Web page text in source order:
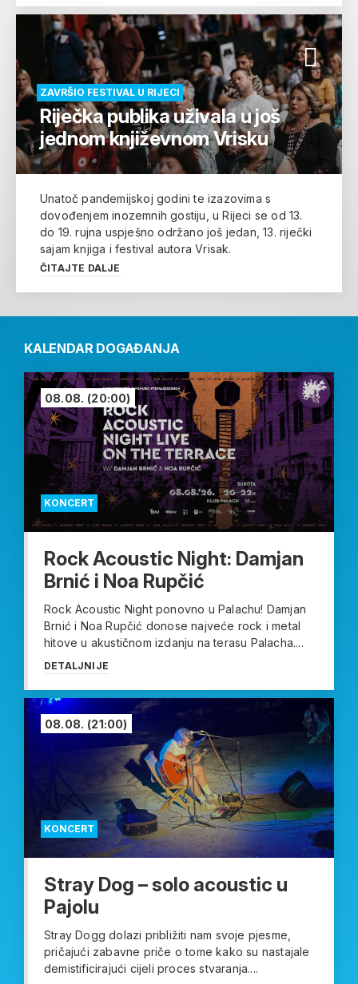
ZAVRŠIO FESTIVAL U RIJECI
Riječka publika uživala u još
jednom književnom Vrisku
Unatoč pandemijskoj godini te izazovima s
dovođenjem inozemnih gostiju, u Rijeci se od 13.
do 19. rujna uspješno održano još jedan, 13. riječki
sajam knjiga i festival autora Vrisak.
ČITAJTE DALJE
KALENDAR DOGAĐANJA
KONCERT
08.08. (20:00)
Rock Acoustic Night: Damjan
Brnić i Noa Rupčić
Rock Acoustic Night ponovno u Palachu! Damjan
Brnić i Noa Rupčić donose najveće rock i metal
hitove u akustičnom izdanju na terasu Palacha....
DETALJNIJE
KONCERT
08.08. (21:00)
Stray Dog – solo acoustic u
Pajolu
Stray Dogg dolazi približiti nam svoje pjesme,
pričajući zabavne priče o tome kako su nastajale
demistificirajući cijeli proces stvaranja....